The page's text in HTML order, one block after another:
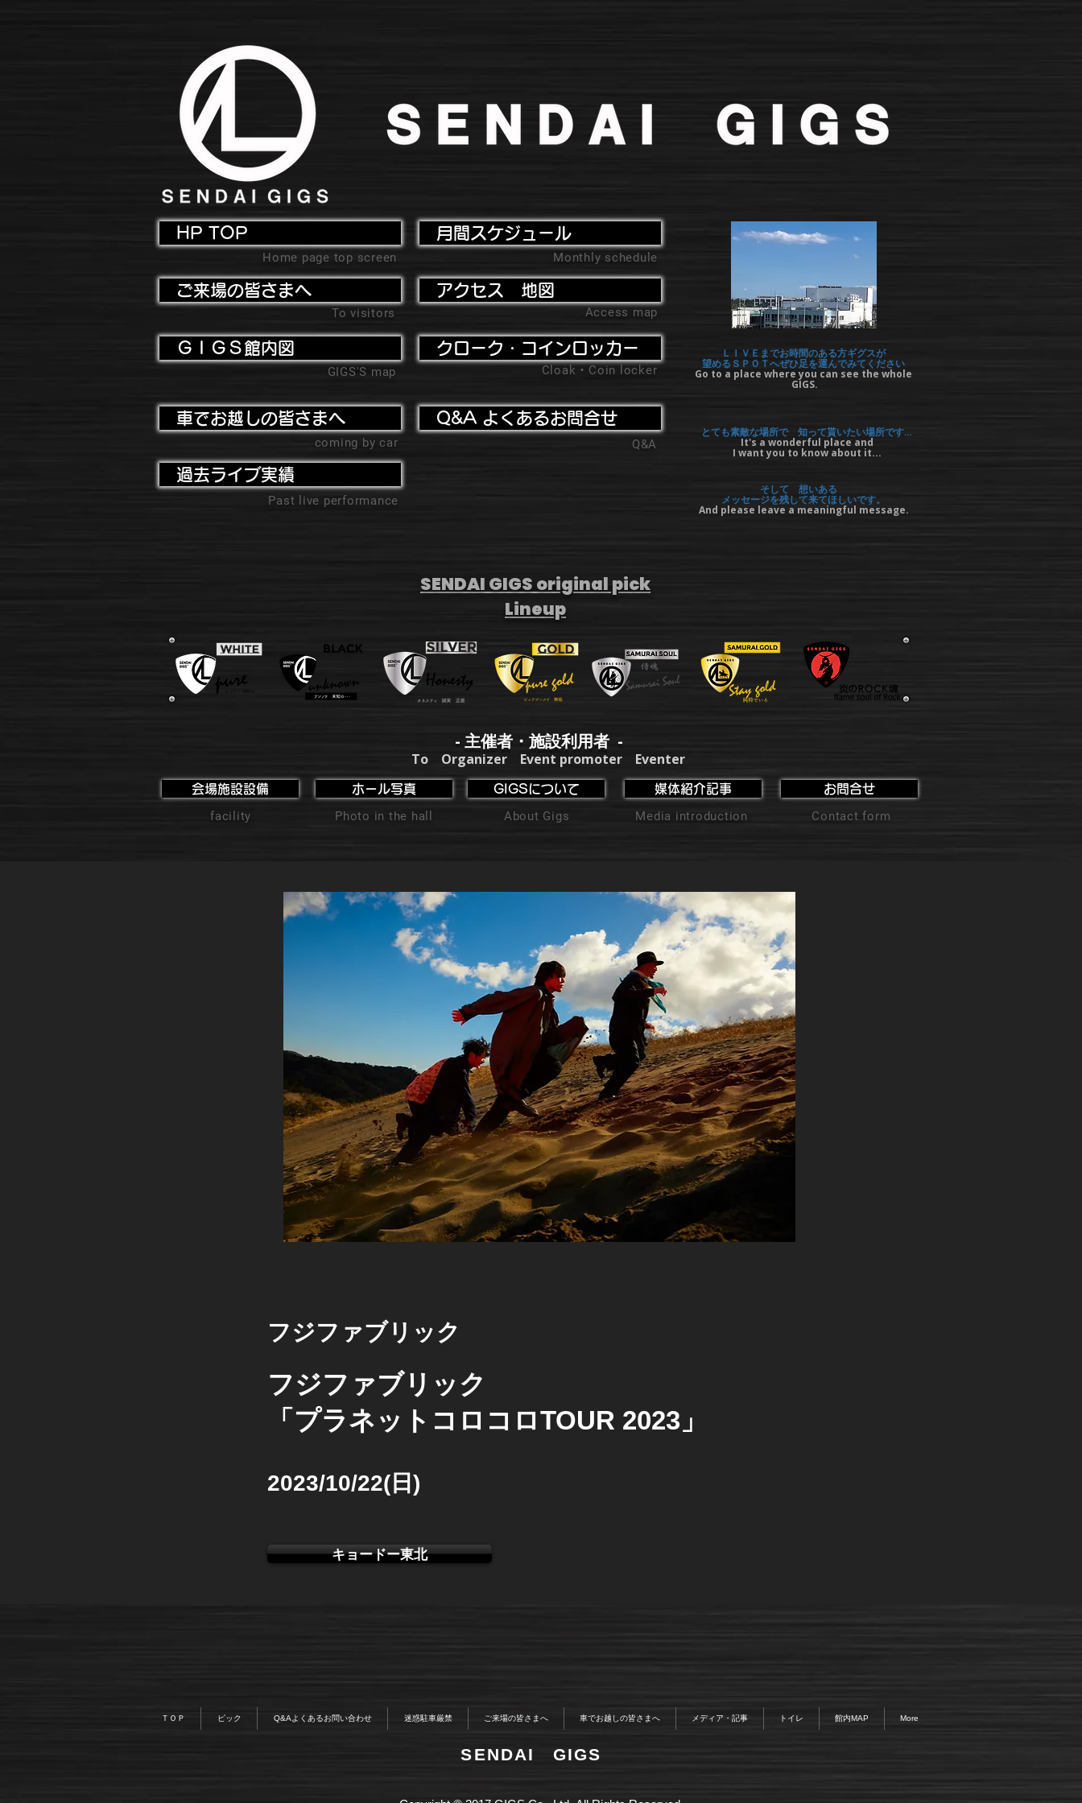
HP TOP
Home page top screen
ご来場の皆さまへ
To visitors
ＧＩＧＳ館内図
GIGS'S map
月間スケジュール
Monthly schedule
アクセス 地図
Access map
クローク・コインロッカー
Cloak・Coin locker
車でお越しの皆さまへ
coming by car
過去ライブ実績
Past live performance
Q&A よくあるお問合せ
Q&A
ＬＩＶＥまでお時間のある方ギグスが
望めるＳＰＯＴへぜひ足を運んでみてください
Go to a place where you can see the whole
GIGS.
とても素敵な場所で 知って貰いたい場所です…
It's a wonderful place and
I want you to know about it...
そして 想いある
メッセージを残して来てほしいです。
And please leave a meaningful message.
SENDAI GIGS original pick
Lineup
- 主催者・施設利用者 -
To Organizer Event promoter Eventer
会場施設設備
facility
ホール写真
Photo in the hall
GIGSについて
About Gigs
媒体紹介記事
Media introduction
お問合せ
Contact form
フジファブリック
フジファブリック
「プラネットコロコロTOUR 2023」
2023/10/22(日)
キョードー東北
ＴＯＰ ピック Q&Aよくあるお問い合わせ 迷惑駐車厳禁 ご来場の皆さまへ 車でお越しの皆さまへ メディア・記事 トイレ 館内MAP More
​SENDAI GIGS